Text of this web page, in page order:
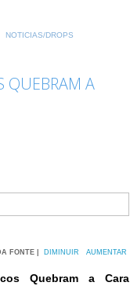
NOTICIAS/DROPS
QUEBRAM A
FONTE | DIMINUIR AUMENTAR
Quebram a Cara